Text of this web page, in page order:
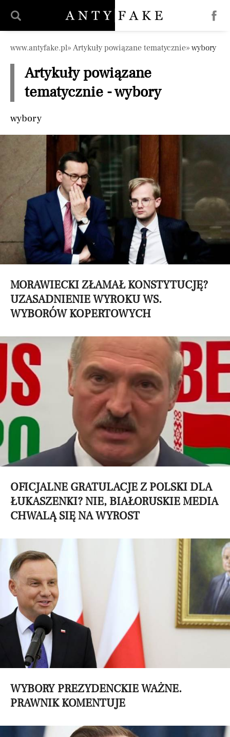
Pomiń nawigację
www.antyfake.pl Artykuły powiązane tematycznie wybory
Artykuły powiązane
tematycznie - wybory
wybory
MORAWIECKI ZŁAMAŁ KONSTYTUCJĘ?
UZASADNIENIE WYROKU WS.
WYBORÓW KOPERTOWYCH
OFICJALNE GRATULACJE Z POLSKI DLA
ŁUKASZENKI? NIE, BIAŁORUSKIE MEDIA
CHWALĄ SIĘ NA WYROST
WYBORY PREZYDENCKIE WAŻNE.
PRAWNIK KOMENTUJE